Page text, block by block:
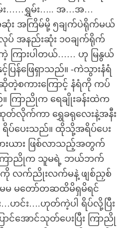
း……ရွှမ်း….. အ…အ…
း အကြိမ်မို့ ၅ချက်ပဲရိုက်မယ်
ပ် အနည်းဆုံး ၁၀ချက်ရိုက်
ကြားပါတယ်…… ဟု မြနွယ်
ြန်ဖြေရှာသည်။ -ကဲသွားနံရံ
တဲ့စကားကြောင့် နံရံကို ကပ်
ကြာညိုက ရေချိုးခန်းထဲက
တ်လိုက်ကာ ရွှေခရုလေးနဲ့အနီး
ပေးသည်။ ထိုသို့အရိပ်ပေး
းယား ဖြစ်လာသည့်အတွက်
ကြာညိုက သူမရဲ့ ဘယ်ဘက်
းကို လက်ညိုးလက်မနဲ့ ဖျစ်ညှစ်
ာ်မမ မတော်တဆထိမိရှမိရင်
…ဟင်း….ဟုတ်ကဲ့ပါ ရိပ်လို့ပြီး
င်အောင်သုတ်ပေးပြီး ကြာညို